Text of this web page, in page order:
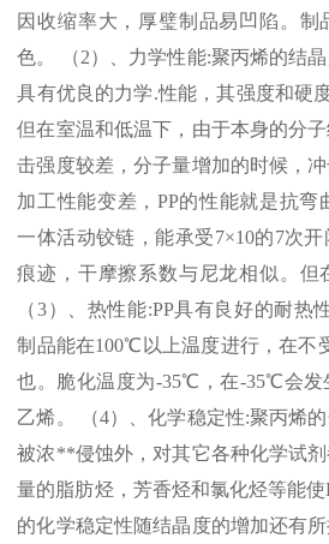
因收缩率大，厚璧制品易凹陷。制
色。 （2）、力学性能:聚丙烯的结
具有优良的力学.性能，其强度和硬
但在室温和低温下，由于本身的分
击强度较差，分子量增加的时候，
加工性能变差， PP的性能就是抗弯
一体活动铰链，能承受7×10的7次开
痕迹，干摩擦系数与尼龙相似。但
（3）、热性能:PP具有良好的耐热
制品能在100℃ 以上温度进行，在不
也。脆化温度为-35℃ ，在-35℃会发
乙烯。 （4）、化学稳定性:聚丙烯
被浓**侵蚀外，对其它各种化学试
量的脂肪烃，芳香烃和氯化烃等能使
的化学稳定性随结晶度的增加还有